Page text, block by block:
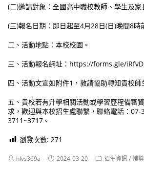
(二)邀請對象：全國高中職校教師、學生及家
(三)報名日期：即日起至4月28日(日)晚間8時
二、活動地點：本校校園。
三、活動報名網址：https://forms.gle/
四、活動文宣如附件1，敦請協助轉知貴校師
五、貴校若有升學相關活動或學習歷程備審
求，歡迎與本校招生處聯繫，聯絡電話：07-
3711~3717。
瀏覽次數: 271
Posthlvs369a
Post2024-03-20
Post招生資訊/輔